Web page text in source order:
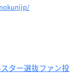
ター選抜ファン投